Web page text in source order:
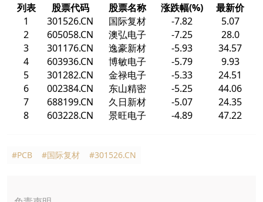
列表
股票代码 股票名称 涨跌幅(%)
最新价
1
301526.CN 国际复材 -7.82
5.07
2
605058.CN 澳弘电子 -7.25
28.0
3
301176.CN 逸豪新材 -5.93
34.57
4
603936.CN 博敏电子 -5.79
9.93
5
301282.CN 金禄电子 -5.33
24.51
6
002384.CN 东山精密 -5.25
44.06
7
688199.CN 久日新材 -5.07
24.35
8
603228.CN 景旺电子 -4.89 47.22
#PCB #国际复材 #301526.CN